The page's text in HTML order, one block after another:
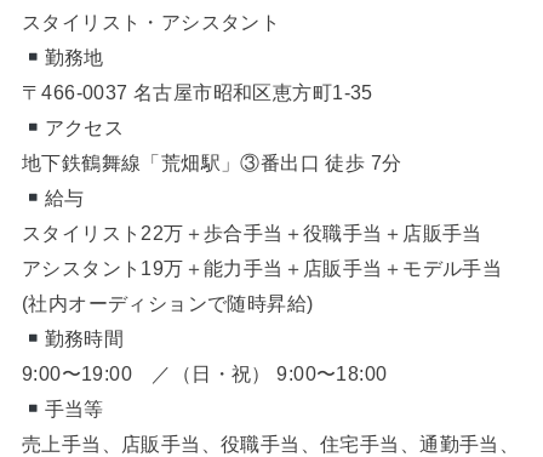
スタイリスト・アシスタント
勤務地
〒466-0037 名古屋市昭和区恵方町1-35
アクセス
地下鉄鶴舞線「荒畑駅」③番出口 徒歩 7分
給与
スタイリスト22万＋歩合手当＋役職手当＋店販手当
アシスタント19万＋能力手当＋店販手当＋モデル手当
(社内オーディションで随時昇給)
勤務時間
9:00〜19:00 ／（日・祝） 9:00〜18:00
手当等
売上手当、店販手当、役職手当、住宅手当、通勤手当、